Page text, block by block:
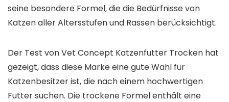
seine besondere Formel, die die Bedürfnisse von
Katzen aller Altersstufen und Rassen berücksichtigt.
Der Test von Vet Concept Katzenfutter Trocken hat
gezeigt, dass diese Marke eine gute Wahl für
Katzenbesitzer ist, die nach einem hochwertigen
Futter suchen. Die trockene Formel enthält eine